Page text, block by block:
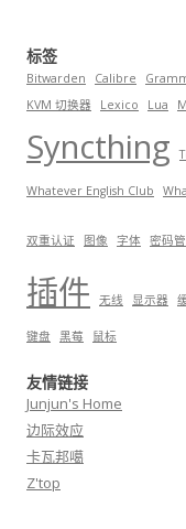
标签
Bitwarden Calibre
KVM 切换器
Lexico Lua
Syncthing
Whatever English Club
双重认证 图像 字体 密码
插件
无线 显示器
键盘 黑莓 鼠标
友情链接
Junjun's Home
边际效应
卡瓦邦噶
Z'top